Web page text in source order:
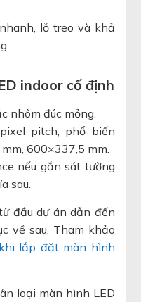
lỗ treo và khả
indoor cố định
nhôm đúc mỏng.
pitch, phổ biến
600×337,5 mm.
nếu gắn sát tường
sau.
đầu dự án dẫn đến
về sau. Tham khảo
lắp đặt màn hình
loại màn hình LED